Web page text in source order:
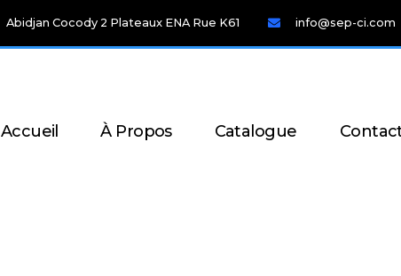
Abidjan Cocody 2 Plateaux ENA Rue K61 info@sep-ci.com
Accueil À Propos Catalogue